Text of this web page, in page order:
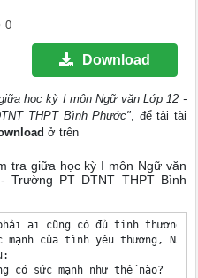
0
Download
học kỳ I môn Ngữ văn Lớp 12 -
THPT Bình Phước", để tải tài
ở trên
tra giữa học kỳ I môn Ngữ văn
Trường PT DTNT THPT Bình
ai cũng có đủ tình thương